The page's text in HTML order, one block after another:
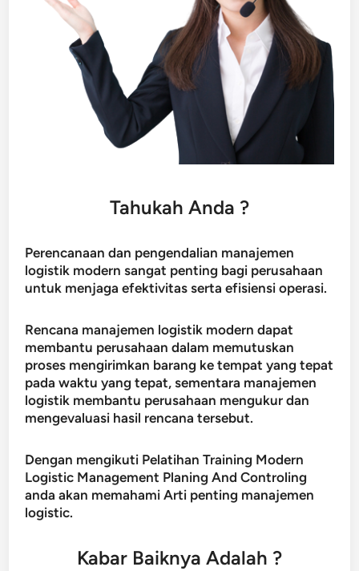
Tahukah Anda ?
Perencanaan dan pengendalian manajemen
logistik modern sangat penting bagi perusahaan
untuk menjaga efektivitas serta efisiensi operasi.
Rencana manajemen logistik modern dapat
membantu perusahaan dalam memutuskan
proses mengirimkan barang ke tempat yang tepat
pada waktu yang tepat, sementara manajemen
logistik membantu perusahaan mengukur dan
mengevaluasi hasil rencana tersebut.
Dengan mengikuti Pelatihan Training Modern
Logistic Management Planing And Controling
anda akan memahami Arti penting manajemen
logistic.
Kabar Baiknya Adalah ?